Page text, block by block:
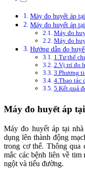
Máy đo huyết áp
Máy đo huyết áp
Máy đo
Máy đo
Hướng dẫn đo
1.Tư thể
2.Vị trí đo
3.Phương
4.Thao tác
5.Kết quả
Máy đo huyết áp
Máy đo huyết áp tại
dụng lên thành động
trong cơ thể. Thông qua
mắc các bệnh liên về tim
ngột và tiểu đường.